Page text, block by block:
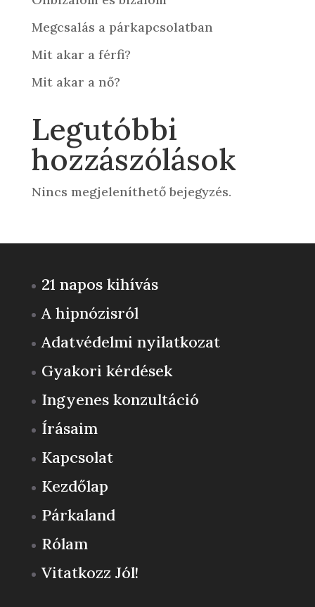
Megcsalás a párkapcsolatban
Mit akar a férfi?
Mit akar a nő?
Legutóbbi
hozzászólások
Nincs megjeleníthető bejegyzés.
21 napos kihívás
A hipnózisról
Adatvédelmi nyilatkozat
Gyakori kérdések
Ingyenes konzultáció
Írásaim
Kapcsolat
Kezdőlap
Párkaland
Rólam
Vitatkozz Jól!